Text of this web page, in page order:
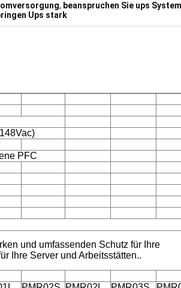
, beanspruchen Sie ups
Ups stark
PFC
und umfassenden Schutz für Ihre
Ihre Server und Arbeitsstätten..